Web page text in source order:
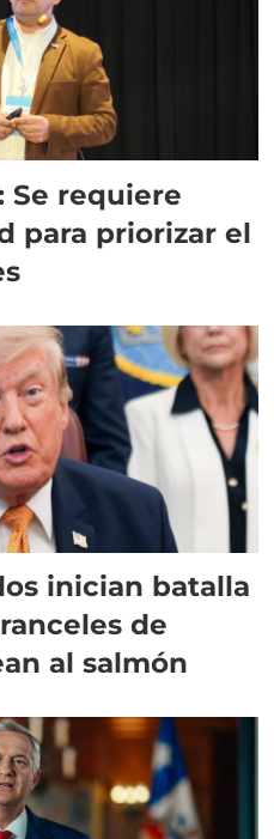
Se requiere
para priorizar el
inician batalla
de
al salmón